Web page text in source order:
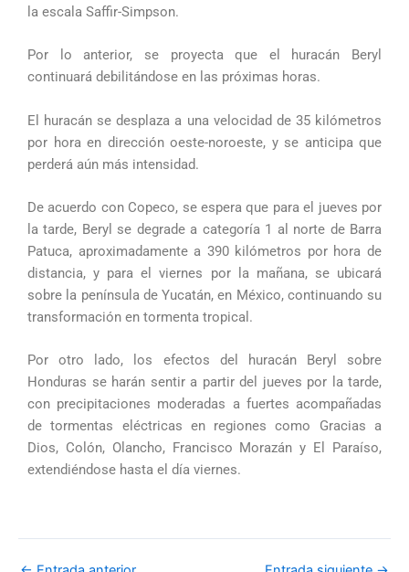
la escala Saffir-Simpson.
Por lo anterior, se proyecta que el huracán Beryl
continuará debilitándose en las próximas horas.
El huracán se desplaza a una velocidad de 35 kilómetros
por hora en dirección oeste-noroeste, y se anticipa que
perderá aún más intensidad.
De acuerdo con Copeco, se espera que para el jueves por
la tarde, Beryl se degrade a categoría 1 al norte de Barra
Patuca, aproximadamente a 390 kilómetros por hora de
distancia, y para el viernes por la mañana, se ubicará
sobre la península de Yucatán, en México, continuando su
transformación en tormenta tropical.
Por otro lado, los efectos del huracán Beryl sobre
Honduras se harán sentir a partir del jueves por la tarde,
con precipitaciones moderadas a fuertes acompañadas
de tormentas eléctricas en regiones como Gracias a
Dios, Colón, Olancho, Francisco Morazán y El Paraíso,
extendiéndose hasta el día viernes.